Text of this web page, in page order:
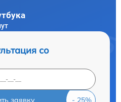
со
заявку